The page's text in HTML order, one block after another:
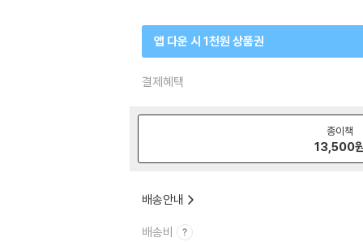
앱 다운 시 1천원 상품권
결제혜택
종이책
13,500
배송안내
배송비